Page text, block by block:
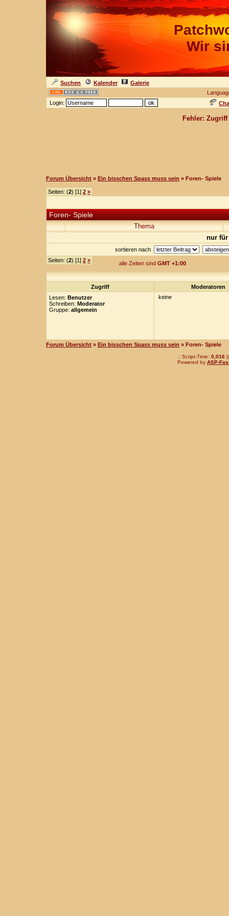
Wir
Suchen Kalender
Galerie
Login:
Fehler:
Forum Übersicht » Ein bisschen Spass muss sein » Foren- Spiele
Seiten: (2) [1] 2 »
Foren- Spiele
Thema
nur für
sortieren nach
Seiten: (2) [1] 2 » alle Zeiten sind GMT +1:00
Zugriff
Moderatoren
Lesen: Benutzer
Schreiben: Moderator
Gruppe: allgemein
keine
Forum Übersicht » Ein bisschen Spass muss sein » Foren- Spiele
.: Script-Time: 0,016||
Powered by ASP-